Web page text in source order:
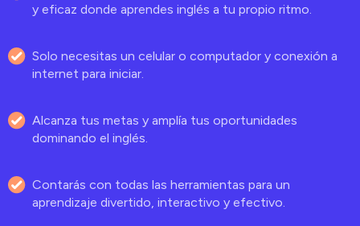
y eficaz donde aprendes inglés a tu propio ritmo.
Solo necesitas un celular o computador y conexión a
internet para iniciar.
Alcanza tus metas y amplía tus oportunidades
dominando el inglés.
Contarás con todas las herramientas para un
aprendizaje divertido, interactivo y efectivo.